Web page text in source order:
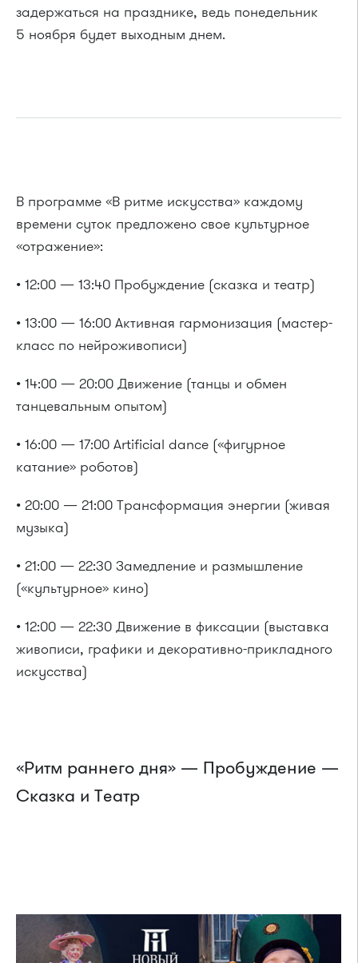
задержаться на празднике, ведь понедельник
5 ноября будет выходным днем.
В программе «В ритме искусства» каждому
времени суток предложено свое культурное
«отражение»:
• 12:00 — 13:40 Пробуждение (сказка и театр)
• 13:00 — 16:00 Активная гармонизация (мастер-
класс по нейроживописи)
• 14:00 — 20:00 Движение (танцы и обмен
танцевальным опытом)
• 16:00 — 17:00 Artificial dance («фигурное
катание» роботов)
• 20:00 — 21:00 Трансформация энергии (живая
музыка)
• 21:00 — 22:30 Замедление и размышление
(«культурное» кино)
• 12:00 — 22:30 Движение в фиксации (выставка
живописи, графики и декоративно-прикладного
искусства)
«Ритм раннего дня» — Пробуждение —
Сказка и Театр